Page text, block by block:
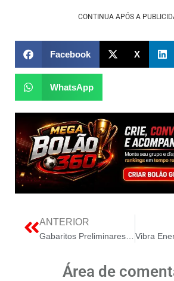
CONTINUA APÓS A
Facebook X
WhatsApp
ANTERIOR
Área de